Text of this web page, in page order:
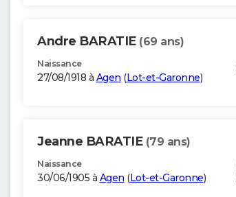
Andre BARATIE (69 ans)
Naissance
27/08/1918 à Agen (Lot-et-Garonne)
Jeanne BARATIE (79 ans)
Naissance
30/06/1905 à Agen (Lot-et-Garonne)